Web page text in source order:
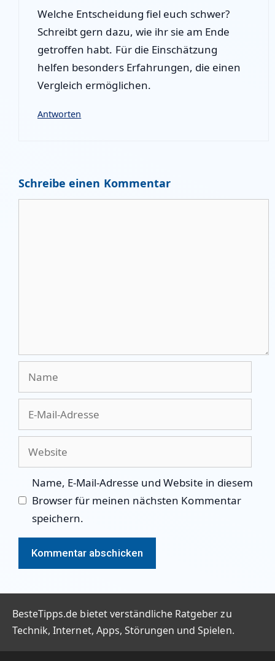
Welche Entscheidung fiel euch schwer?
Schreibt gern dazu, wie ihr sie am Ende
getroffen habt. Für die Einschätzung
helfen besonders Erfahrungen, die einen
Vergleich ermöglichen.
Antworten
Schreibe einen Kommentar
Name, E-Mail-Adresse und Website in diesem
Browser für meinen nächsten Kommentar
speichern.
BesteTipps.de bietet verständliche Ratgeber zu
Technik, Internet, Apps, Störungen und Spielen.